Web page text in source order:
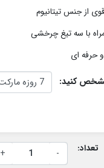
از جنس تیتانیوم
با سه تیغ چرخشی
حرفه ای
مشخص کنید:
تعداد: -
+